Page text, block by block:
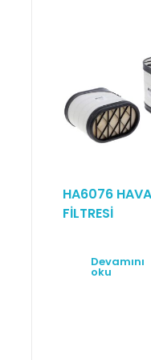
HA6076 HAVA
FİLTRESİ
Devamını
oku